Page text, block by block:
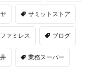
サミットストア
ファミレス ブログ
業務スーパー